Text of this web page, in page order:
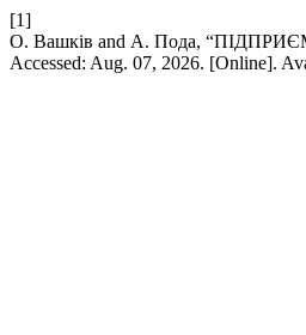
[1]
О. Вашків and А. Пода,
Accessed: Aug. 07, 2026. [Online].